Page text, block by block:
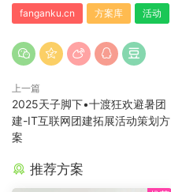
fanganku.cn 方案库 活动
上一篇
2025天子脚下•十渡狂欢避暑团
建-IT互联网团建拓展活动策划方
案
推荐方案